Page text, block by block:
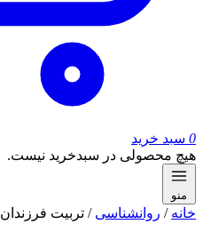
0 سبد خرید
هیچ محصولی در سبدخرید نیست.
منو
خانه / روانشناسی / تربیت فرزندان